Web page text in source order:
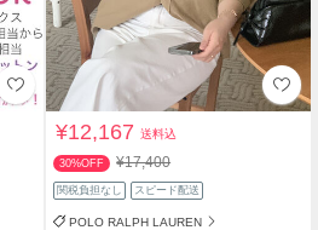
¥12,167送料込
30%OFF ¥17,400
関税負担なし スピード配送
POLO RALPH LAUREN